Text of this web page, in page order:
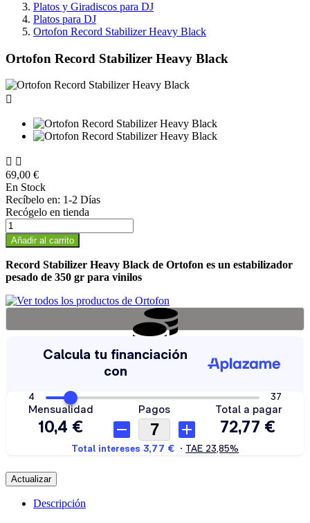
Platos y Giradiscos para DJ
Platos para DJ
Ortofon Record Stabilizer Heavy Black
Ortofon Record Stabilizer Heavy Black

 
69,00 €
En Stock
Recíbelo en: 1-2 Días
Recógelo en tienda
Añadir al carrito
Record Stabilizer Heavy Black de Ortofon es un estabilizador
pesado de 350 gr para vinilos
¿Quieres financiar tu compra? Calcula tus cuotas aquí.
Descripción